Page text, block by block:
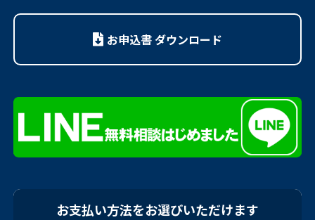
お申込書 ダウンロード
お支払い方法をお選びいただけます